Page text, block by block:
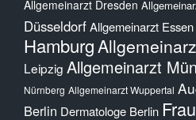
Allgemeinarzt Dresden
DüsseldorfAllgemeinarzt Essen
Hamburg
Leipzig Allgemeinarzt
Nürnberg Allgemeinarzt Wuppertal
Berlin Dermatologe Berlin